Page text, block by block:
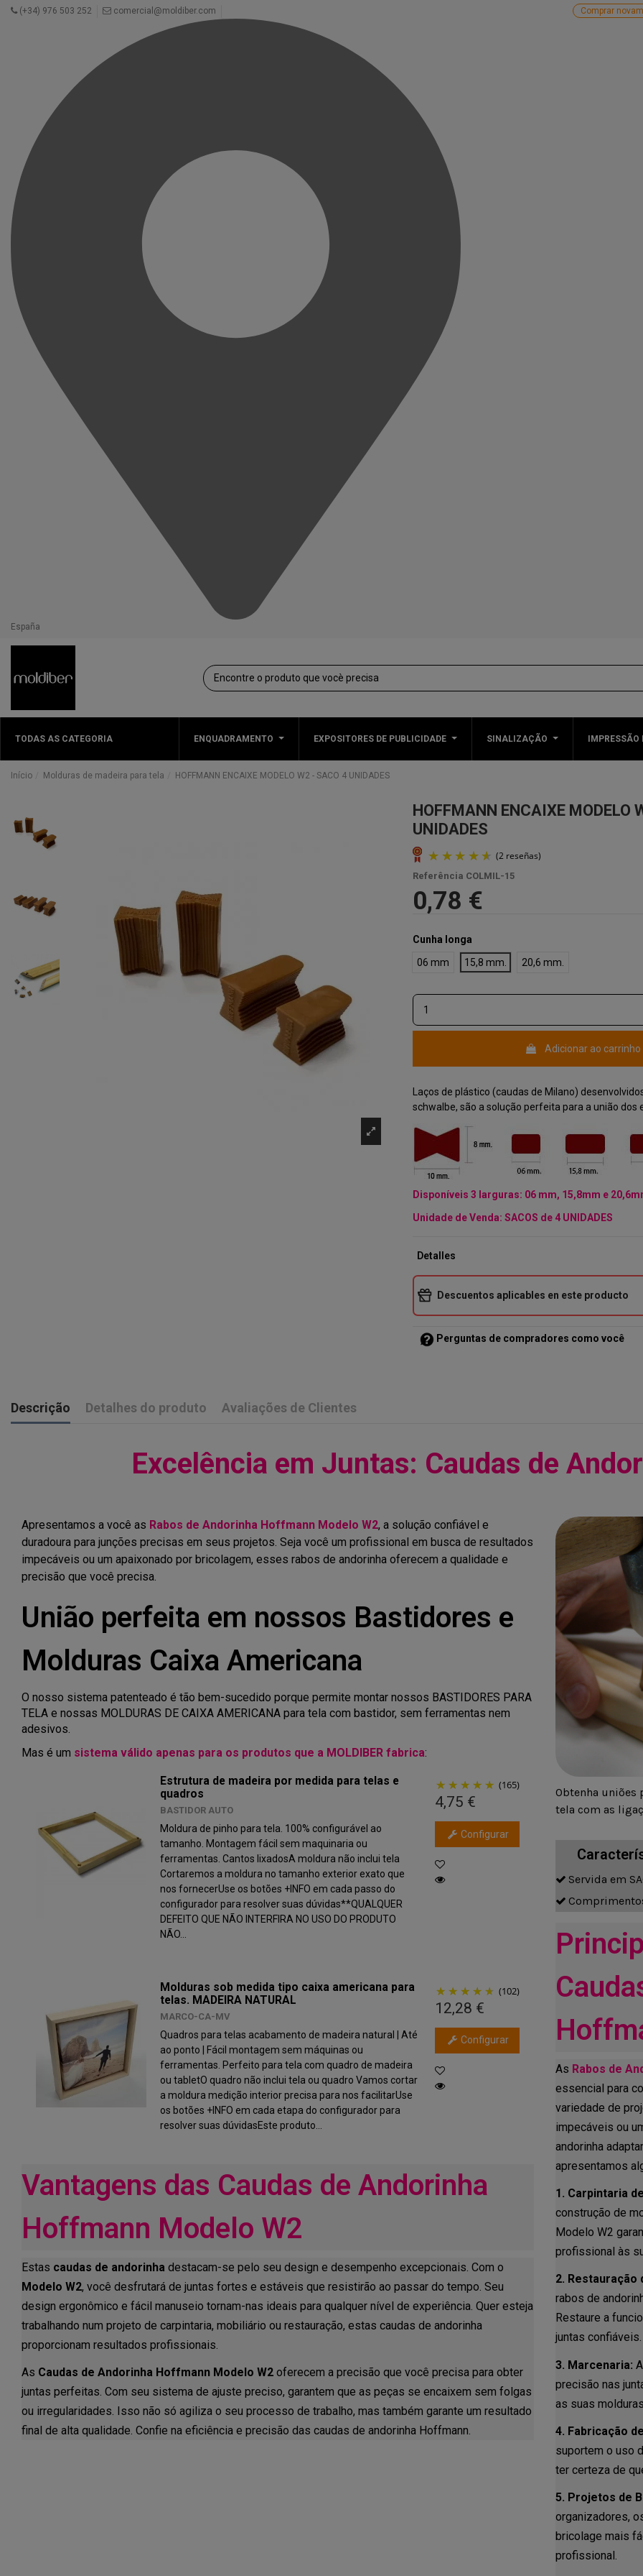
(+34) 976 503 252 comercial@moldiber.com
España
Comprar
TODAS AS CATEGORIA ENQUADRAMENTO EXPOSITORES DE PUBLICIDADE SINALIZAÇÃO IMPRESSÃO
Início Molduras de madeira para tela HOFFMANN ENCAIXE MODELO W2 - SACO 4 UNIDADES
HOFFMANN ENCAIXE MODELO
UNIDADES
Referência COLMIL-15
0,78 €
Cunha longa
06 mm
15,8 mm. 20,6 mm.
Adicionar ao carrinho
Laços de plástico (caudas de Milano)
schwalbe, são a solução perfeita para a união dos
Disponíveis 3 larguras: 06 mm, 15,8mm e
Unidade de Venda: SACOS de 4 UNIDADES
Detalles
Descuentos aplicables en este producto
Perguntas de compradores como você
Descrição Detalhes do produto Avaliações de Clientes
Excelência em Juntas: Caudas de
Apresentamos a você as Rabos de Andorinha Hoffmann Modelo W2, a solução confiável e
duradoura para junções precisas em seus projetos. Seja você um profissional em busca de resultados
impecáveis ou um apaixonado por bricolagem, esses rabos de andorinha oferecem a qualidade e
precisão que você precisa.
União perfeita em nossos Bastidores e
Molduras Caixa Americana
O nosso sistema patenteado é tão bem-sucedido porque permite montar nossos BASTIDORES PARA
TELA e nossas MOLDURAS DE CAIXA AMERICANA para tela com bastidor, sem ferramentas nem
adesivos.
Mas é um sistema válido apenas para os produtos que a MOLDIBER fabrica:
Estrutura de madeira por medida para telas e
quadros
BASTIDOR AUTO
Moldura de pinho para tela. 100% configurável ao
tamanho. Montagem fácil sem maquinaria ou
ferramentas. Cantos lixadosA moldura não inclui tela
Cortaremos a moldura no tamanho exterior exato que
nos fornecerUse os botões +INFO em cada passo do
configurador para resolver suas dúvidas**QUALQUER
DEFEITO QUE NÃO INTERFIRA NO USO DO PRODUTO
NÃO...
(165)
4,75 €
Configurar
Molduras sob medida tipo caixa americana para
telas. MADEIRA NATURAL
MARCO-CA-MV
Quadros para telas acabamento de madeira natural | Até
ao ponto | Fácil montagem sem máquinas ou
ferramentas. Perfeito para tela com quadro de madeira
ou tabletO quadro não inclui tela ou quadro Vamos cortar
a moldura medição interior precisa para nos facilitarUse
os botões +INFO em cada etapa do configurador para
resolver suas dúvidasEste produto...
(102)
12,28 €
Configurar
Vantagens das Caudas de Andorinha
Hoffmann Modelo W2
Estas caudas de andorinha destacam-se pelo seu design e desempenho excepcionais. Com o
Modelo W2, você desfrutará de juntas fortes e estáveis que resistirão ao passar do tempo. Seu
design ergonômico e fácil manuseio tornam-nas ideais para qualquer nível de experiência. Quer esteja
trabalhando num projeto de carpintaria, mobiliário ou restauração, estas caudas de andorinha
proporcionam resultados profissionais.
As Caudas de Andorinha Hoffmann Modelo W2 oferecem a precisão que você precisa para obter
juntas perfeitas. Com seu sistema de ajuste preciso, garantem que as peças se encaixem sem folgas
ou irregularidades. Isso não só agiliza o seu processo de trabalho, mas também garante um resultado
final de alta qualidade. Confie na eficiência e precisão das caudas de andorinha Hoffmann.
Obtenha uniões
tela com as
Servida em
As Rabos de
essencial para
variedade de
impecáveis ou
andorinha
apresentamos
1. Carpintaria
construção de
Modelo W2
profissional às
2. Restauração
rabos de
Restaure a
juntas confiáveis.
3. Marcenaria:
precisão nas
as suas
4. Fabricação
suportem o uso
ter certeza de
5. Projetos de
organizadores,
bricolage mais
profissional.